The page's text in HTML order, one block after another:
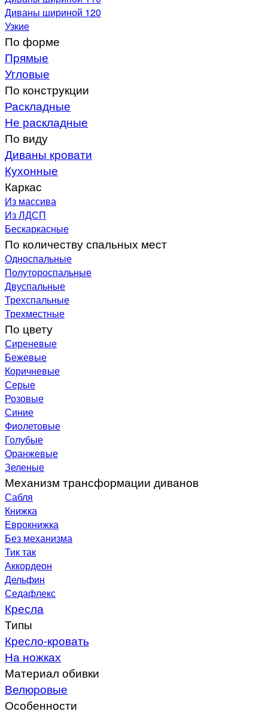
Диваны шириной 120
Узкие
По форме
Прямые
Угловые
По конструкции
Раскладные
Не раскладные
По виду
Диваны кровати
Кухонные
Каркас
Из массива
Из ЛДСП
Бескаркасные
По количеству спальных мест
Односпальные
Полутороспальные
Двуспальные
Трехспальные
Трехместные
По цвету
Сиреневые
Бежевые
Коричневые
Серые
Розовые
Синие
Фиолетовые
Голубые
Оранжевые
Зеленые
Механизм трансформации диванов
Сабля
Книжка
Еврокнижка
Без механизма
Тик так
Аккордеон
Дельфин
Седафлекс
Кресла
Типы
Кресло-кровать
На ножках
Материал обивки
Велюровые
Особенности